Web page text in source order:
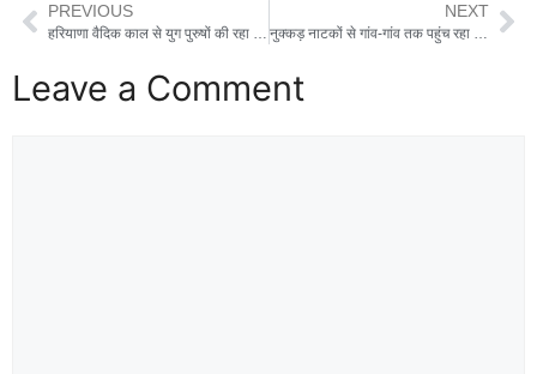
PREVIOUS NEXT
Leave a Comment